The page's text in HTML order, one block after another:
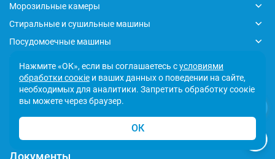
Морозильные камеры
Стиральные и сушильные машины
Посудомоечные машины
Духовые шкафы
Вытяжки
Документы
Нажмите «ОК», если вы соглашаетесь сусловиями
обработки соокіе и ваших данных о поведении на сайте,
необходимых для аналитики. Запретить обработку соокіе
вы можете через браузер.
ОК